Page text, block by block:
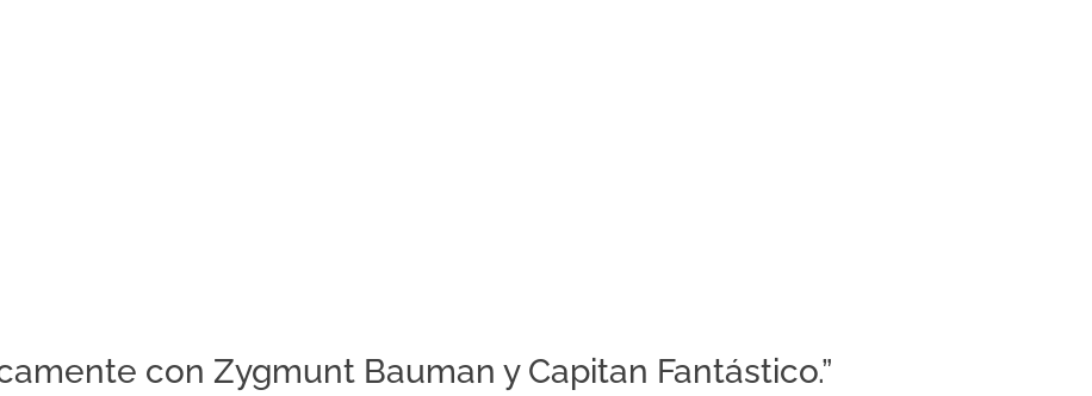
con Zygmunt Bauman y Capitan Fantástico.”